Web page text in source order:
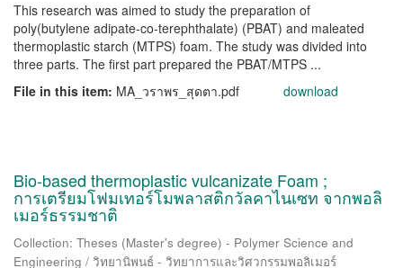
This research was aimed to study the preparation of
poly(butylene adipate-co-terephthalate) (PBAT) and maleated
thermoplastic starch (MTPS) foam. The study was divided into
three parts. The first part prepared the PBAT/MTPS ...
File in this item: MA_วราพร_สุดตา.pdf download
Bio-based thermoplastic vulcanizate Foam ;
การเตรียมโฟมเทอร์โมพลาสติกวัลคาไนเซท จากพอลิ
เมอร์ธรรมชาติ
Collection: Theses (Master's degree) - Polymer Science and
Engineering / วิทยานิพนธ์ - วิทยาการและวิศวกรรมพอลิเมอร์